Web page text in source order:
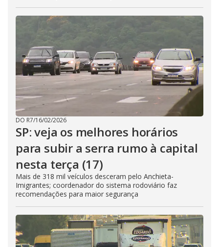
DO R7/16/02/2026
SP: veja os melhores horários
para subir a serra rumo à capital
nesta terça (17)
Mais de 318 mil veículos desceram pelo Anchieta-
Imigrantes; coordenador do sistema rodoviário faz
recomendações para maior segurança